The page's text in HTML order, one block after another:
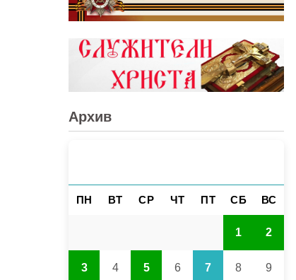
Архив
ПН ВТ СР ЧТ ПТ СБ ВС
1 2
3 4 5 6 7 8 9